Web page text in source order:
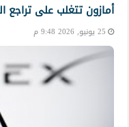
أمازون تتغلب على تراجع
25 يونيو, 2026 9:48 م